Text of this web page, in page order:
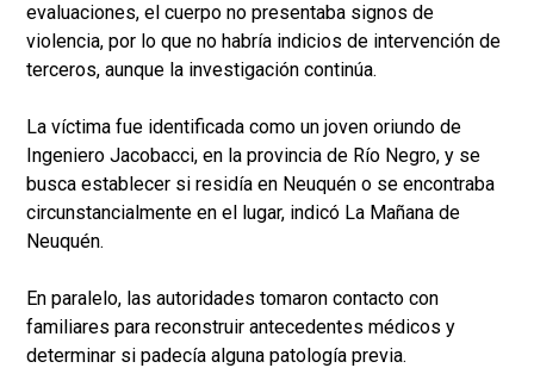
evaluaciones, el cuerpo no presentaba signos de
violencia, por lo que no habría indicios de intervención de
terceros, aunque la investigación continúa.
La víctima fue identificada como un joven oriundo de
Ingeniero Jacobacci, en la provincia de Río Negro, y se
busca establecer si residía en Neuquén o se encontraba
circunstancialmente en el lugar, indicó La Mañana de
Neuquén.
En paralelo, las autoridades tomaron contacto con
familiares para reconstruir antecedentes médicos y
determinar si padecía alguna patología previa.